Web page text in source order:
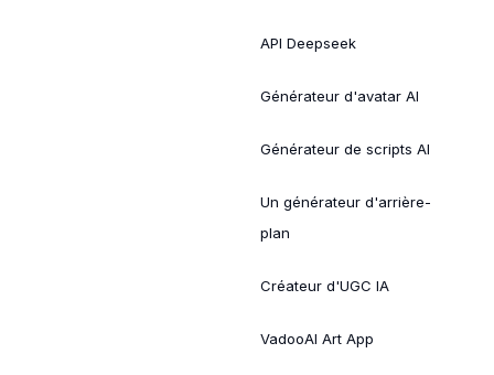
API Deepseek
Générateur d'avatar AI
Générateur de scripts AI
Un générateur d'arrière-
plan
Créateur d'UGC IA
VadooAI Art App